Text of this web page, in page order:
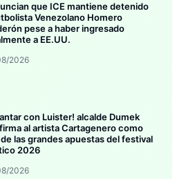
que ICE mantiene detenido
Venezolano Homero
pese a haber ingresado
a EE.UU.
2026
con Luister! alcalde Dumek
al artista Cartagenero como
las grandes apuestas del festival
2026
2026